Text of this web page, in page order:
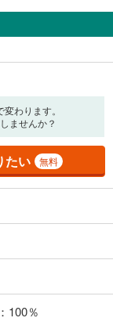
なります。
自動入力されてい
ら関係がなく、実際
はありません。返
された金利を35年
ださい。実際にお
認をお願いいたしま
わります。
ませんか？
たい 無料
100％